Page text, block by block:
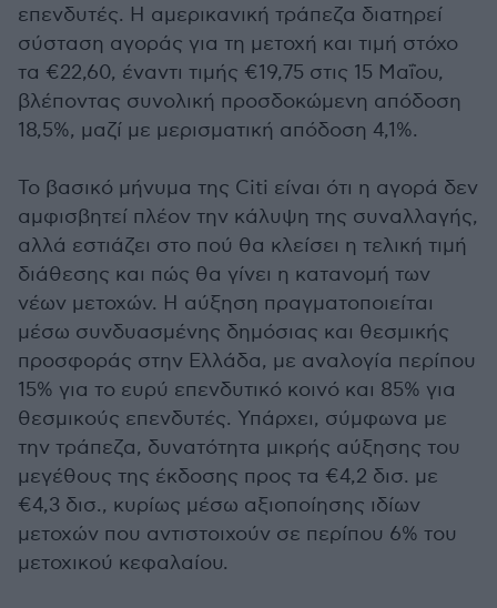
επενδυτές. Η αμερικανική τράπεζα διατηρεί
σύσταση αγοράς για τη μετοχή και τιμή στόχο
τα €22,60, έναντι τιμής €19,75 στις 15 Μαΐου,
βλέποντας συνολική προσδοκώμενη απόδοση
18,5%, μαζί με μερισματική απόδοση 4,1%.
Το βασικό μήνυμα της Citi είναι ότι η αγορά δεν
αμφισβητεί πλέον την κάλυψη της συναλλαγής,
αλλά εστιάζει στο πού θα κλείσει η τελική τιμή
διάθεσης και πώς θα γίνει η κατανομή των
νέων μετοχών. Η αύξηση πραγματοποιείται
μέσω συνδυασμένης δημόσιας και θεσμικής
προσφοράς στην Ελλάδα, με αναλογία περίπου
15% για το ευρύ επενδυτικό κοινό και 85% για
θεσμικούς επενδυτές. Υπάρχει, σύμφωνα με
την τράπεζα, δυνατότητα μικρής αύξησης του
μεγέθους της έκδοσης προς τα €4,2 δισ. με
€4,3 δισ., κυρίως μέσω αξιοποίησης ιδίων
μετοχών που αντιστοιχούν σε περίπου 6% του
μετοχικού κεφαλαίου.